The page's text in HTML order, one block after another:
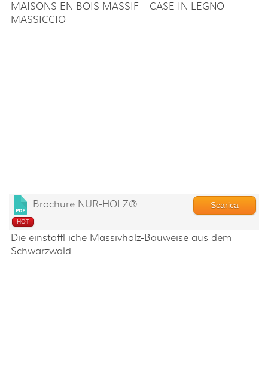
MAISONS EN BOIS MASSIF – CASE IN LEGNO
MASSICCIO
Brochure NUR-HOLZ®
HOT
Scarica
Die einstoffl iche Massivholz-Bauweise aus dem
Schwarzwald